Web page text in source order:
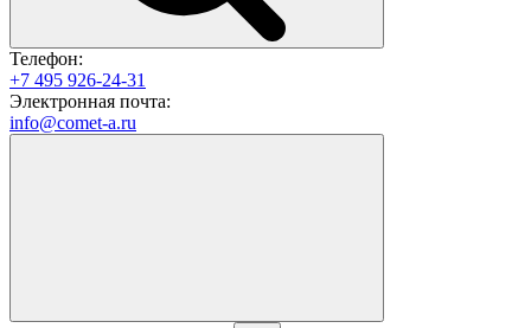
Телефон:
+7 495 926-24-31
Электронная почта:
info@comet-a.ru